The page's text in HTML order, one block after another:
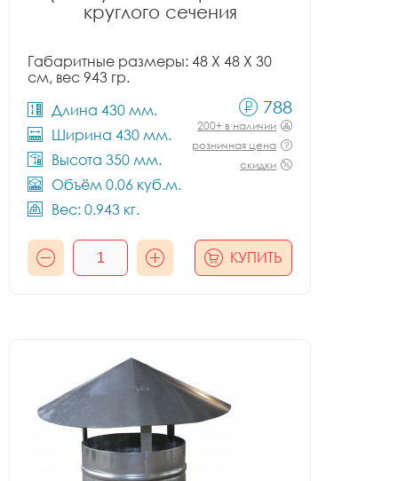
круглого сечения
Габаритные размеры: 48 X 48 X 30
см, вес 943 гр.
Длина 430 мм.
Ширина 430 мм.
Высота 350 мм.
Объём 0.06 куб.м.
Вес: 0.943 кг.
788
200+ в наличии
розничная цена
скидки
КУПИТЬ